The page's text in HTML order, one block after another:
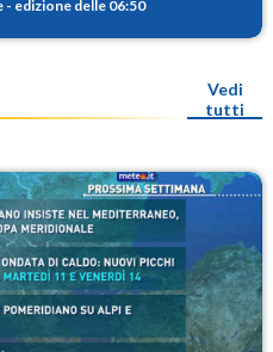
- edizione delle 06:50
Vedi
tutti